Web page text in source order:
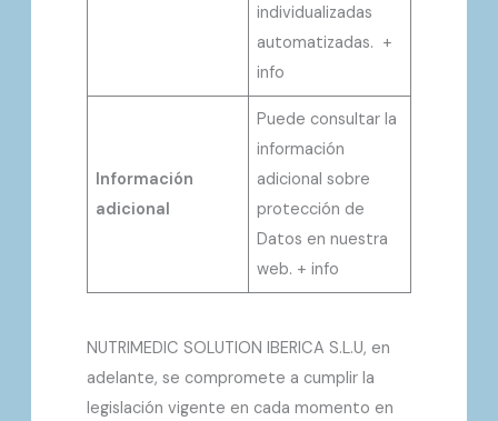
individualizadas
automatizadas. +
info
Información
adicional
Puede consultar la
información
adicional sobre
protección de
Datos en nuestra
web. + info
NUTRIMEDIC SOLUTION IBERICA S.L.U, en
adelante, se compromete a cumplir la
legislación vigente en cada momento en